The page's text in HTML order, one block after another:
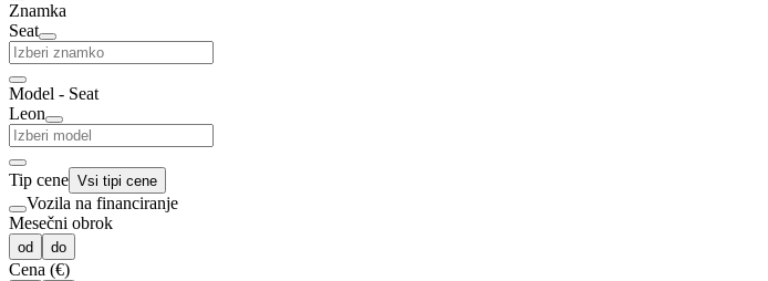
Znamka
Seat
Model - Seat
Leon
Tip cene Vsi tipi cene
Vozila na financiranje
Mesečni obrok
od do
Cena (€)